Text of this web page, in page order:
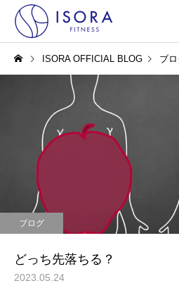
ISORA OFFICIAL BLOG ブ
ブログ
どっち先落ちる？
2023.05.24